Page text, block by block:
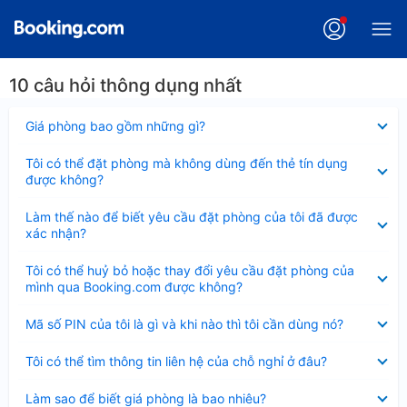
10 câu hỏi thông dụng nhất
Giá phòng bao gồm những gì?
thu
Tôi có thể đặt phòng mà không dùng đến thẻ tín dụng
được không?
thu
gọn
Làm thế nào để biết yêu cầu đặt phòng của tôi đã được
xác nhận?
thu
gọn
Tôi có thể huỷ bỏ hoặc thay đổi yêu cầu đặt phòng của
mình qua Booking.com được không?
thu
gọn
Mã số PIN của tôi là gì và khi nào thì tôi cần dùng nó?
thu
Tôi có thể tìm thông tin liên hệ của chỗ nghỉ ở đâu?
thu
Làm sao để biết giá phòng là bao nhiêu?
thu